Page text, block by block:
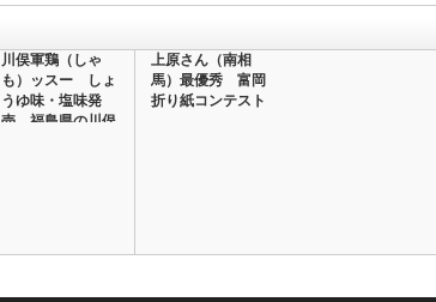
川俣軍鶏（しゃ
も）ッスー しょ
うゆ味・塩味発
売 福島県の川俣
上原さん（南相
馬）最優秀 富岡
折り紙コンテスト